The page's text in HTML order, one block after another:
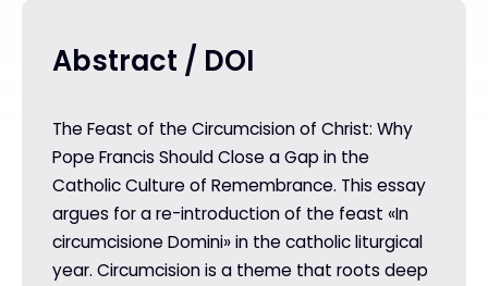
Abstract / DOI
The Feast of the Circumcision of Christ: Why
Pope Francis Should Close a Gap in the
Catholic Culture of Remembrance. This essay
argues for a re-introduction of the feast «In
circumcisione Domini» in the catholic liturgical
year. Circumcision is a theme that roots deep